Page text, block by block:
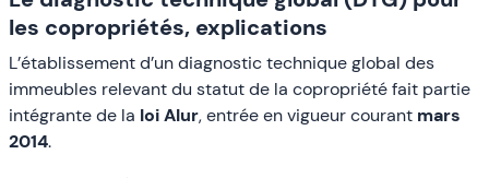
les copropriétés, explications
L’établissement d’un diagnostic technique global des
immeubles relevant du statut de la copropriété fait partie
intégrante de la loi Alur, entrée en vigueur courant mars
2014.